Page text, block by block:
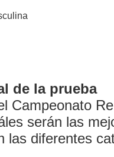
de la prueba
Campeonato
serán las
las diferentes